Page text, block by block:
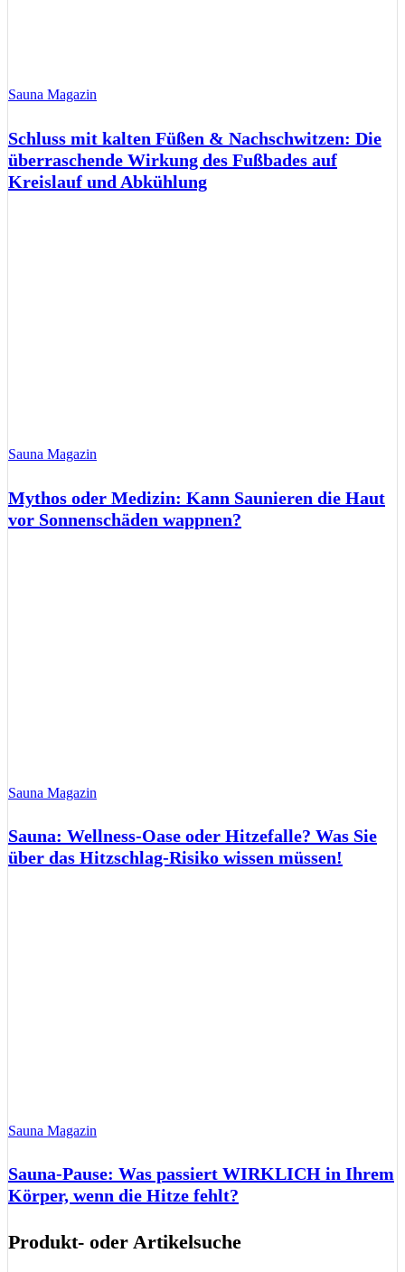
Sauna Magazin
Schluss mit kalten Füßen & Nachschwitzen: Die
überraschende Wirkung des Fußbades auf
Kreislauf und Abkühlung
Sauna Magazin
Mythos oder Medizin: Kann Saunieren die Haut
vor Sonnenschäden wappnen?
Sauna Magazin
Sauna: Wellness-Oase oder Hitzefalle? Was Sie
über das Hitzschlag-Risiko wissen müssen!
Sauna Magazin
Sauna-Pause: Was passiert WIRKLICH in Ihrem
Körper, wenn die Hitze fehlt?
Produkt- oder Artikelsuche